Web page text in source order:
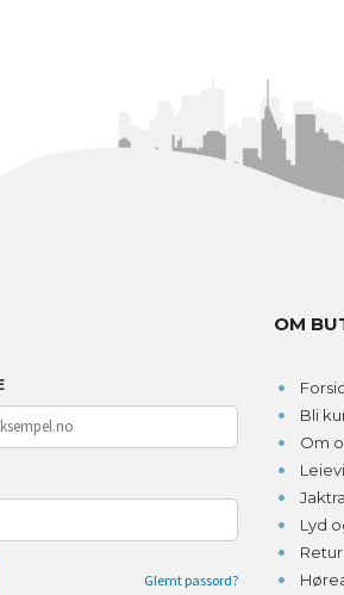
Glemt passord?
OM
Bli
Om
Lyd